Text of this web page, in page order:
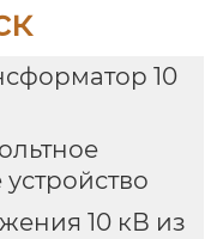
10
10 кВ из